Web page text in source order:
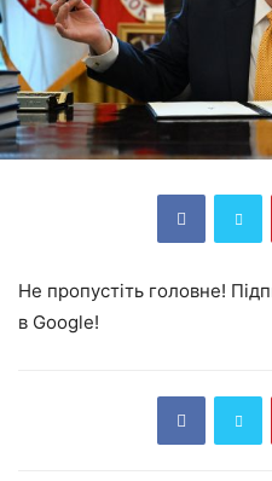
Не пропустіть головне!
в Google!